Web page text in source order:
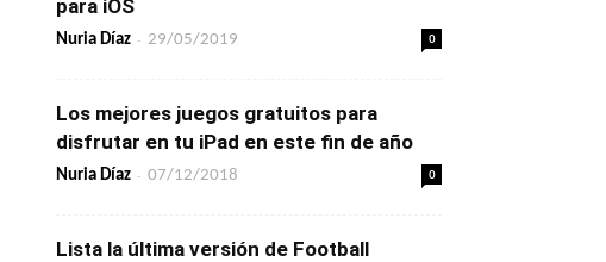
para iOS
Nuria Díaz - 29/05/2019 0
Los mejores juegos gratuitos para
disfrutar en tu iPad en este fin de año
Nuria Díaz - 07/12/2018 0
Lista la última versión de Football